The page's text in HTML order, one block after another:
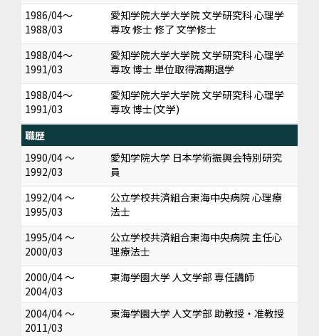
1986/04～
1988/03
愛知学院大学大学院 文学研究科 心理学
専攻 修士 修了 文学修士
1988/04～
1991/03
愛知学院大学大学院 文学研究科 心理学
専攻 博士 単位取得満期退学
1988/04～
1991/03
愛知学院大学大学院 文学研究科 心理学
専攻 博士(文学)
職歴
1990/04 ～
1992/03
愛知学院大学 日本学術振興会特別研究
員
1992/04 ～
1995/03
公立学校共済組合東海中央病院 心理療
法士
1995/04 ～
2000/03
公立学校共済組合東海中央病院 主任心
理療法士
2000/04 ～
2004/03
東海学園大学 人文学部 専任講師
2004/04 ～
2011/03
東海学園大学 人文学部 助教授・准教授